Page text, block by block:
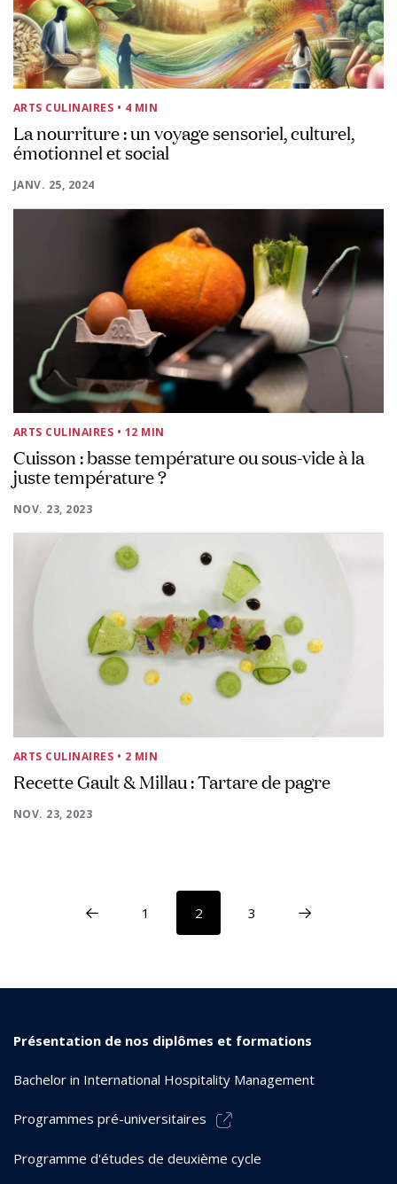
ARTS CULINAIRES • 4 MIN
La nourriture : un voyage sensoriel, culturel,
émotionnel et social
JANV. 25, 2024
ARTS CULINAIRES • 12 MIN
Cuisson : basse température ou sous-vide à la
juste température ?
NOV. 23, 2023
ARTS CULINAIRES • 2 MIN
Recette Gault & Millau : Tartare de pagre
NOV. 23, 2023
1 2 3
Présentation de nos diplômes et formations
Bachelor in International Hospitality Management
Programmes pré-universitaires
Programme d'études de deuxième cycle